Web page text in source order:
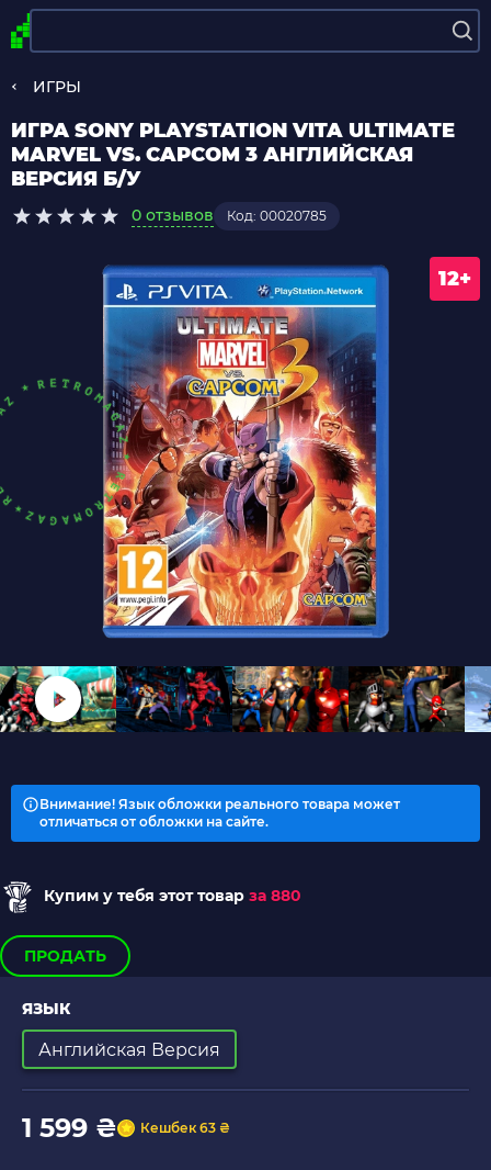
ИГРЫ
ИГРА SONY PLAYSTATION VITA ULTIMATE
MARVEL VS. CAPCOM 3 АНГЛИЙСКАЯ
ВЕРСИЯ Б/У
0 отзывов Код: 00020785
12+
Внимание! Язык обложки реального товара может
отличаться от обложки на сайте.
Купим у тебя этот товар за 880
ПРОДАТЬ
ЯЗЫК
Английская Версия
1 599 ₴ Кешбек 63 ₴